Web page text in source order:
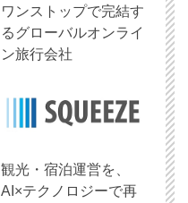
ワンストップで完結す
るグローバルオンライ
ン旅行会社
観光・宿泊運営を、
AI×テクノロジーで再